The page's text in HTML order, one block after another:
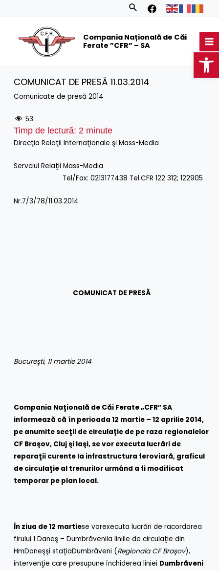
Search
Compania Națională de Căi
Ferate ”CFR” – SA
COMUNICAT DE PRESĂ 11.03.2014
Comunicate de presă 2014
53
Timp de lectură: 2 minute
Direcţia Relaţii Internaţionale şi Mass-Media
Servciul Relaţii Mass-Media
Tel/Fax: 0213177438 Tel.CFR 122 312; 122905
Nr.7/3/78/11.03.2014
COMUNICAT DE PRESĂ
Bucureşti, 11 martie 2014
Compania Naţională de Căi Ferate „CFR” SA
informează că în perioada 12 martie – 12 aprilie 2014,
pe anumite secţii de circulaţie de pe raza regionalelor
CF Braşov, Cluj şi Iaşi,se vor executa lucrări de
reparaţii curente la infrastructura feroviară, graficul
de circulaţie al trenurilor urmând a fi modificat
temporar pe plan local.
În ziua de 12 martiese vorexecuta lucrări de racordarea
firului 1 Daneş – Dumbrăvenila liniile de circulaţie din
HmDaneşşi staţiaDumbrăveni (Regionala CF Braşov),
intervenţie care presupune închiderea liniei Dumbrăveni